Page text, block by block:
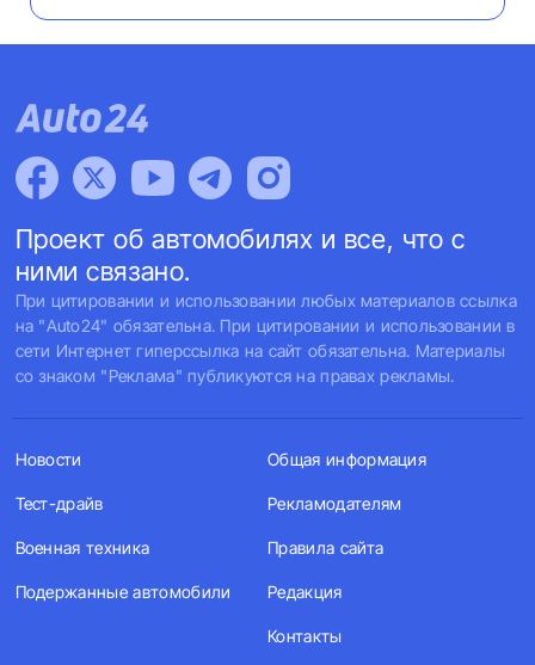
Проект об автомобилях и все, что с
ними связано.
При цитировании и использовании любых материалов ссылка
на "Auto24" обязательна. При цитировании и использовании в
сети Интернет гиперссылка на сайт обязательна. Материалы
со знаком "Реклама" публикуются на правах рекламы.
Новости
Тест-драйв
Военная техника
Подержанные автомобили
Общая информация
Рекламодателям
Правила сайта
Редакция
Контакты